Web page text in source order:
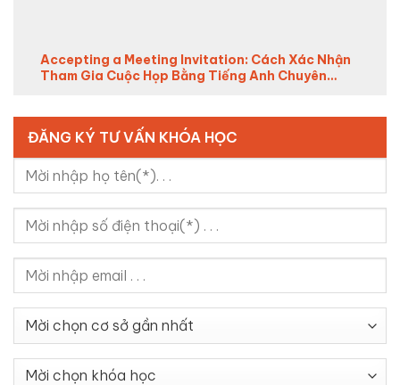
Accepting a Meeting Invitation: Cách Xác Nhận
Tham Gia Cuộc Họp Bằng Tiếng Anh Chuyên
ĐĂNG KÝ TƯ VẤN KHÓA HỌC